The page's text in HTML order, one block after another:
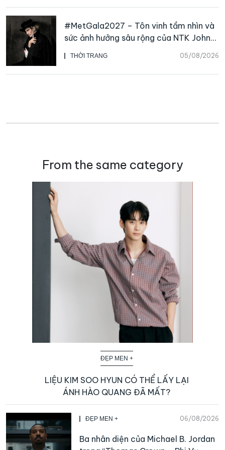
THỜI TRANG 05/08/2026
#MetGala2027 – Tôn vinh tầm nhìn và
sức ảnh hưởng sâu rộng của NTK John
Galliano
From the same category
ĐẸP MEN +
LIỆU KIM SOO HYUN CÓ THỂ LẤY LẠI
ÁNH HÀO QUANG ĐÃ MẤT?
ĐẸP MEN + 06/08/2026
Ba nhân diện của Michael B. Jordan